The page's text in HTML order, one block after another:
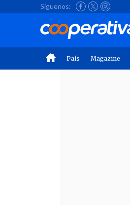
Síguenos:
País Magazine